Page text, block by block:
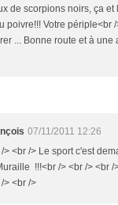
de scorpions noirs, ça et
poivre!!! Votre périple<br
... Bonne route et à une
07/11/2011 12:26
> <br /> Le sport c'est
!!!<br /> <br /> <br /
> <br />